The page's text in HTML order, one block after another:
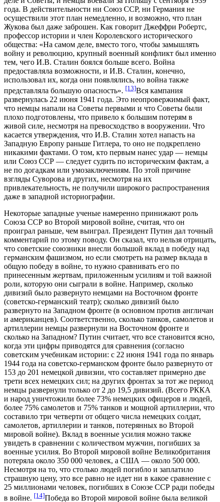
года. В действительности ни Союз ССР, ни Германия не
осуществили этот план немедленно, и возможно, что план
Жукова был даже заброшен. Как говорит Джеффри Робертс,
профессор истории и член Королевского исторического
общества: «На самом деле, вместо того, чтобы замышлять
войну и революцию, крупный военный конфликт был именно
тем, чего И.В. Сталин боялся больше всего. Война
предоставляла возможности, и И.В. Сталин, конечно,
использовал их, когда они появлялись, но война также
представляла большую опасность». [13]Вся кампания
развернулась 22 июня 1941 года. Это неопровержимый факт,
что немцы напали на Советы первыми и что Советы были
плохо подготовлены, что привело к большим потерям в
живой силе, несмотря на превосходство в вооружении. Что
касается утверждения, что И.В. Сталин хотел напасть на
Западную Европу раньше Гитлера, то оно не подкреплено
никакими фактами. О том, кто первым нанес удар — немцы
или Союз ССР — следует судить по историческим фактам, а
не по догадкам или умозаключениям. По этой причине
взгляды Суворова и других, несмотря на их
привлекательность, не получили широкого распространения
даже в западной историографии.
Некоторые западные ученые намеренно принижают роль
Союза ССР во Второй мировой войне, считая, что он
проиграл раньше, чем выиграл. Президент Путин дал точный
комментарий по этому поводу. Он сказал, что нельзя отрицать,
что советские союзники внесли большой вклад в победу над
германским фашизмом, но если смотреть на размер вклада в
общую победу в войне, то нужно сравнивать его по
принесенным жертвам, приложенным усилиям и той важной
роли, которую они сыграли в войне. Например, сколько
дивизий было развернуто немцами на Восточном фронте
(советско-германский театр); сколько дивизий было
развернуто на Западном фронте (в основном против англичан
и американцев). Соответственно, сколько танков, самолетов и
артиллерии немцы развернули на Восточном фронте и
сколько на Западном? Путин считает, что все становится ясно,
когда эти цифры приводятся для сравнения (согласно
советским учебникам истории: с 22 июня 1941 года по январь
1944 года на советско-германском фронте было развернуто от
153 до 201 немецкой дивизии, что составляет примерно две
трети всех немецких сил; на других фронтах за тот же период
немцы развернули только от 2 до 19,5 дивизий. (Всего РККА
и народ уничтожили более 73% немецких офицеров и людей,
более 75% самолетов и 75% танков и мощной артиллерии, что
составило три четверти от общего числа немецких солдат,
самолетов, артиллерии и танков, потерянных во Второй
мировой войне). Вклад в военные усилия можно также
увидеть в сравнении с количеством мужчин, погибших за
военные усилия. Во Второй мировой войне Великобритания
потеряла около 350 000 человек, а США — около 500 000.
Несмотря на то, что столько людей погибло и заплатило
страшную цену, это все равно не идет ни в какое сравнение с
25 миллионами человек, погибших в Союзе ССР ради победы
в войне. [14]Победа во Второй мировой войне была великой